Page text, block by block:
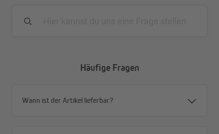
Mit den ergonomischen Bediengriffen lässt sich das
Häufige Fragen
Wann ist der Artikel lieferbar?